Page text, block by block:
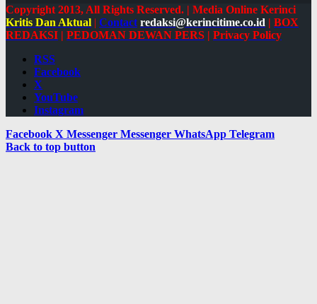
Copyright 2013, All Rights Reserved. | Media Online Kerinci
Kritis Dan Aktual | Contact redaksi@kerincitime.co.id | BOX
REDAKSI | PEDOMAN DEWAN PERS | Privacy Policy
RSS
Facebook
X
YouTube
Instagram
Facebook X Messenger Messenger WhatsApp Telegram
Back to top button